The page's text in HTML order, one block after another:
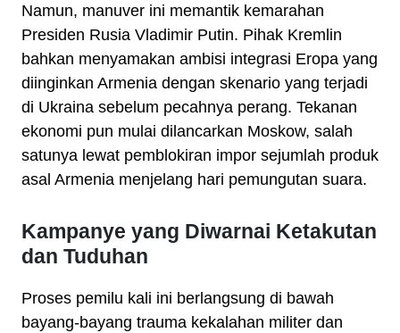
Namun, manuver ini memantik kemarahan
Presiden Rusia Vladimir Putin. Pihak Kremlin
bahkan menyamakan ambisi integrasi Eropa yang
diinginkan Armenia dengan skenario yang terjadi
di Ukraina sebelum pecahnya perang. Tekanan
ekonomi pun mulai dilancarkan Moskow, salah
satunya lewat pemblokiran impor sejumlah produk
asal Armenia menjelang hari pemungutan suara.
Kampanye yang Diwarnai Ketakutan
dan Tuduhan
Proses pemilu kali ini berlangsung di bawah
bayang-bayang trauma kekalahan militer dan